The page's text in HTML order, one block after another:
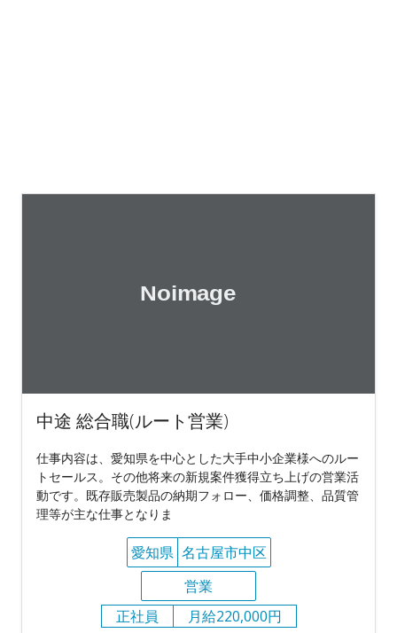
中途 総合職(ルート営業)
仕事内容は、愛知県を中心とした大手中小企業様へのルー
トセールス。その他将来の新規案件獲得立ち上げの営業活
動です。既存販売製品の納期フォロー、価格調整、品質管
理等が主な仕事となりま
愛知県 名古屋市中区
営業
正社員
月給220,000円